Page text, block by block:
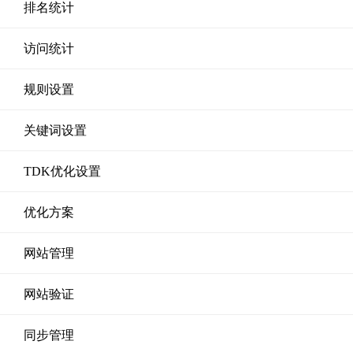
排名统计
访问统计
规则设置
关键词设置
TDK优化设置
优化方案
网站管理
网站验证
同步管理